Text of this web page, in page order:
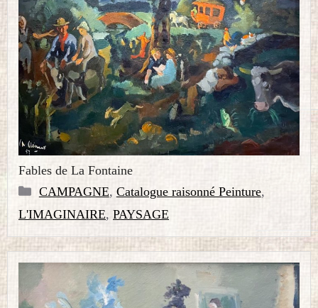
Fables de La Fontaine
Catégories
CAMPAGNE, Catalogue raisonné Peinture,
L'IMAGINAIRE, PAYSAGE